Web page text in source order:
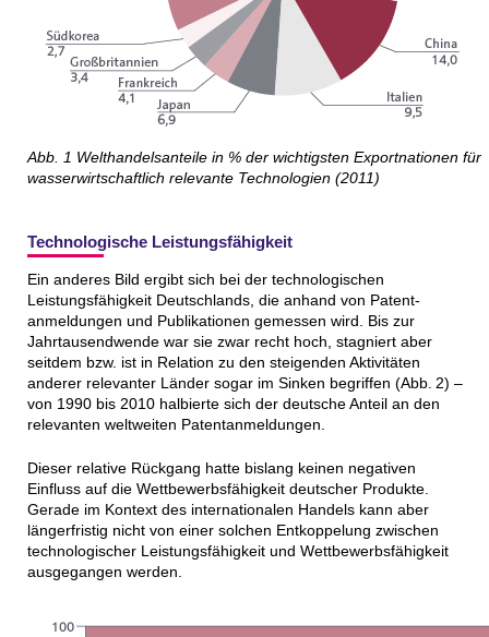
Abb. 1 Welthandelsanteile in % der wichtigsten Exportnationen für
wasserwirtschaftlich relevante Technologien (2011)
Technologische Leistungsfähigkeit
Ein anderes Bild ergibt sich bei der technologischen
Leistungsfähigkeit Deutschlands, die anhand von Patent­
anmeldungen und Publikationen gemessen wird. Bis zur
Jahrtausendwende war sie zwar recht hoch, stagniert aber
seitdem bzw. ist in Relation zu den steigenden Aktivitäten
anderer relevanter Länder sogar im Sinken begriffen (Abb. 2) –
von 1990 bis 2010 halbierte sich der deutsche Anteil an den
relevanten weltweiten Patentanmeldungen.
Dieser relative Rückgang hatte bislang keinen negativen
Einfluss auf die Wettbewerbsfähigkeit deutscher Produkte.
Gerade im Kontext des internationalen Handels kann aber
längerfristig nicht von einer solchen Entkoppelung zwischen
technologischer Leistungsfähigkeit und Wettbewerbsfähigkeit
ausgegangen werden.